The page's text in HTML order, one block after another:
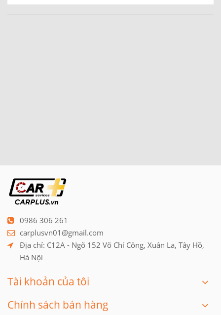
0986 306 261
carplusvn01@gmail.com
Địa chỉ: C12A - Ngõ 152 Võ Chí Công, Xuân La, Tây Hồ,
Hà Nội
Tài khoản của tôi
Chính sách bán hàng